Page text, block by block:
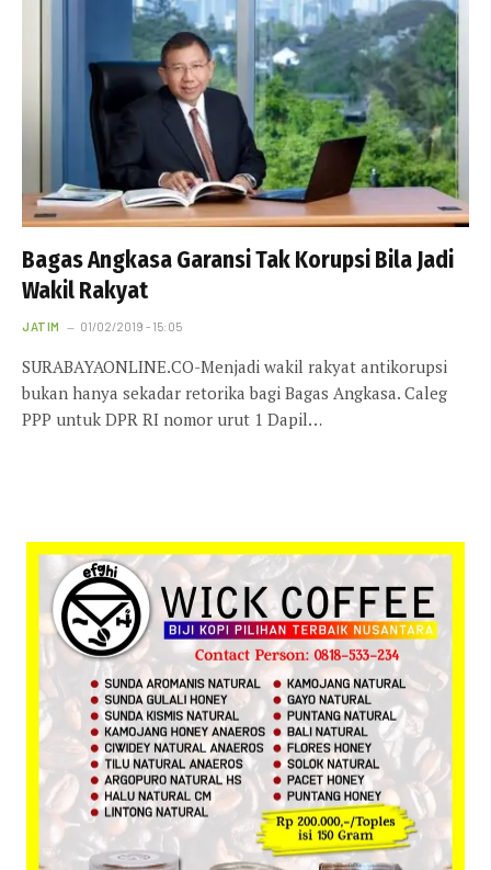
Bagas Angkasa Garansi Tak Korupsi Bila Jadi
Wakil Rakyat
JATIM 01/02/2019 - 15:05
SURABAYAONLINE.CO-Menjadi wakil rakyat antikorupsi
bukan hanya sekadar retorika bagi Bagas Angkasa. Caleg
PPP untuk DPR RI nomor urut 1 Dapil…